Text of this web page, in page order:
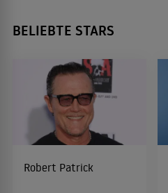
BELIEBTE STARS
Robert Patrick